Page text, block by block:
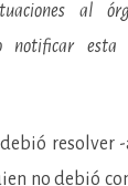
al
notificar
debió
no debió